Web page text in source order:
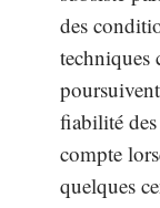
des
techniques
fiabilité
compte
quelques